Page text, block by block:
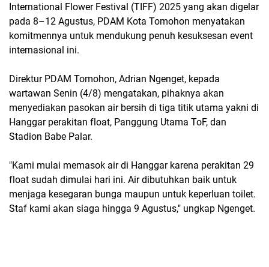
International Flower Festival (TIFF) 2025 yang akan digelar
pada 8–12 Agustus, PDAM Kota Tomohon menyatakan
komitmennya untuk mendukung penuh kesuksesan event
internasional ini.
Direktur PDAM Tomohon, Adrian Ngenget, kepada
wartawan Senin (4/8) mengatakan, pihaknya akan
menyediakan pasokan air bersih di tiga titik utama yakni di
Hanggar perakitan float, Panggung Utama ToF, dan
Stadion Babe Palar.
"Kami mulai memasok air di Hanggar karena perakitan 29
float sudah dimulai hari ini. Air dibutuhkan baik untuk
menjaga kesegaran bunga maupun untuk keperluan toilet.
Staf kami akan siaga hingga 9 Agustus," ungkap Ngenget.